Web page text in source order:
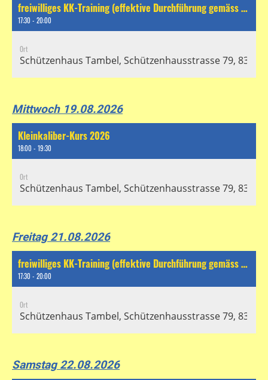
freiwilliges KK-Training (effektive Durchführung gemäss separatem Chat)
17:30 - 20:00
Ort
Schützenhaus Tambel, Schützenhausstrasse 79, 8304
Mittwoch 19.08.2026
Kleinkaliber-Kurs 2026
18:00 - 19:30
Ort
Schützenhaus Tambel, Schützenhausstrasse 79, 8304
Freitag 21.08.2026
freiwilliges KK-Training (effektive Durchführung gemäss separatem Chat)
17:30 - 20:00
Ort
Schützenhaus Tambel, Schützenhausstrasse 79, 8304
Samstag 22.08.2026